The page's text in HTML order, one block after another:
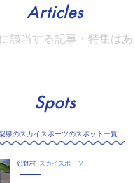
Articles
該当する記事・特集は
Spots
県のスカイスポーツのスポット一覧
忍野村 スカイスポーツ